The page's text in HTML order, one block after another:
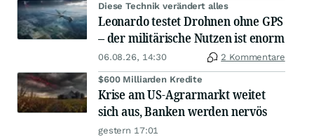
Diese Technik verändert alles
Leonardo testet Drohnen ohne GPS
– der militärische Nutzen ist enorm
06.08.26, 14:30 2 Kommentare
$600 Milliarden Kredite
Krise am US-Agrarmarkt weitet
sich aus, Banken werden nervös
gestern 17:01